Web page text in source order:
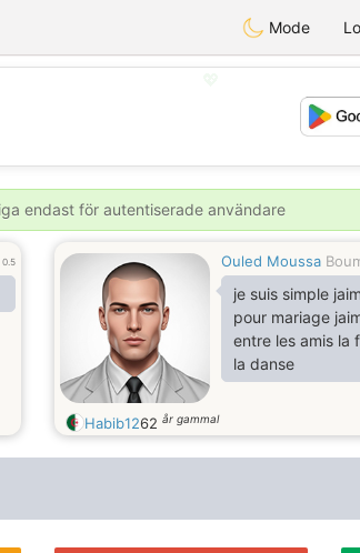
Mode
endast för autentiserade användare
0.5 Ouled Moussa
je suis simple
pour mariage
entre les amis la
la danse
Habib1262 år gammal